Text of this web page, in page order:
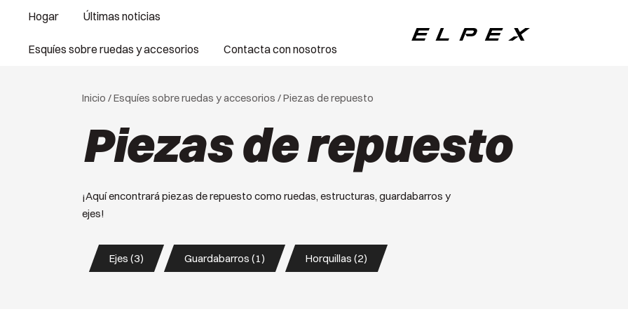
contenido
Hogar Últimas noticias
Esquíes sobre ruedas y accesorios Contacta con nosotros
Inicio /Esquíes sobre ruedas y accesorios / Piezas de repuesto
Piezas de repuesto
¡Aquí encontrará piezas de repuesto como ruedas, estructuras, guardabarros y
ejes!
Ejes (3) Guardabarros (1) Horquillas (2)